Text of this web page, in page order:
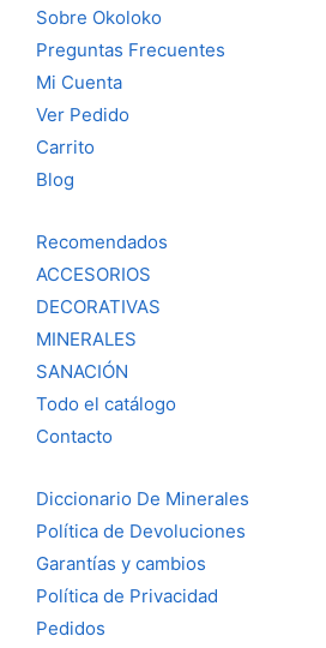
Sobre Okoloko
Preguntas Frecuentes
Mi Cuenta
Ver Pedido
Carrito
Blog
Recomendados
ACCESORIOS
DECORATIVAS
MINERALES
SANACIÓN
Todo el catálogo
Contacto
Diccionario De Minerales
Política de Devoluciones
Garantías y cambios
Política de Privacidad
Pedidos